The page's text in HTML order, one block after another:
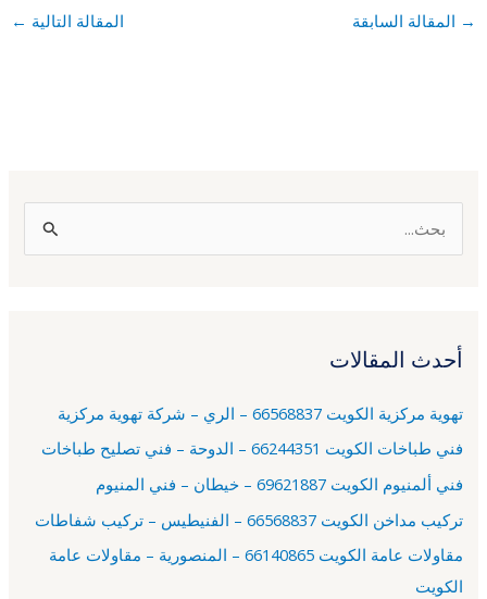
→ المقالة السابقة المقالة التالية ←
ث
ن
:
أحدث المقالات
تهوية مركزية الكويت 66568837 – الري – شركة تهوية مركزية
فني طباخات الكويت 66244351 – الدوحة – فني تصليح طباخات
فني ألمنيوم الكويت 69621887 – خيطان – فني المنيوم
تركيب مداخن الكويت 66568837 – الفنيطيس – تركيب شفاطات
مقاولات عامة الكويت 66140865 – المنصورية – مقاولات عامة
الكويت